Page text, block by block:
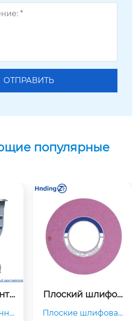
популярные
в
Плоский шлифов
струменты для вы
Плоские шлифовал